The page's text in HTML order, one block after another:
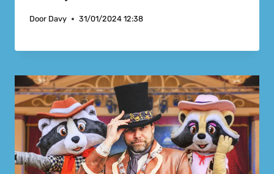
Door Davy 31/01/2024 12:38